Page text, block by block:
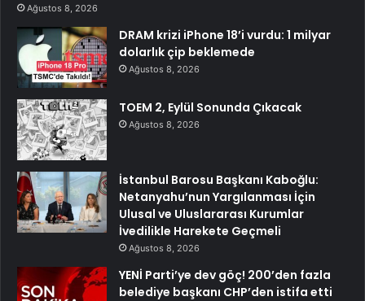
Ağustos 8, 2026
DRAM krizi iPhone 18’i vurdu: 1 milyar
dolarlık çip beklemede
Ağustos 8, 2026
TOEM 2, Eylül Sonunda Çıkacak
Ağustos 8, 2026
İstanbul Barosu Başkanı Kaboğlu:
Netanyahu’nun Yargılanması İçin
Ulusal ve Uluslararası Kurumlar
İvedilikle Harekete Geçmeli
Ağustos 8, 2026
YENİ Parti’ye dev göç! 200’den fazla
belediye başkanı CHP’den istifa etti